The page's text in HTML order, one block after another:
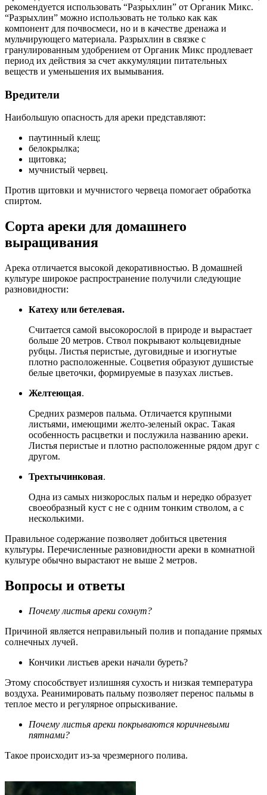
рекомендуется использовать “Разрыхлин” от Органик Микс.
“Разрыхлин” можно использовать не только как как
компонент для почвосмеси, но и в качестве дренажа и
мульчирующего материала. Разрыхлин в связке с
гранулированным удобрением от Органик Микс продлевает
период их действия за счет аккумуляции питательных
веществ и уменьшения их вымывания.
Вредители
Наибольшую опасность для ареки представляют:
паутинный клещ;
белокрылка;
щитовка;
мучнистый червец.
Против щитовки и мучнистого червеца помогает обработка
спиртом.
Сорта ареки для домашнего
выращивания
Арека отличается высокой декоративностью. В домашней
культуре широкое распространение получили следующие
разновидности:
Катеху или бетелевая.
Считается самой высокорослой в природе и вырастает
больше 20 метров. Ствол покрывают кольцевидные
рубцы. Листья перистые, дуговидные и изогнутые
плотно расположенные. Соцветия образуют душистые
белые цветочки, формируемые в пазухах листьев.
Желтеющая.
Средних размеров пальма. Отличается крупными
листьями, имеющими желто-зеленый окрас. Такая
особенность расцветки и послужила названию ареки.
Листья перистые и плотно расположенные рядом друг с
другом.
Трехтычинковая.
Одна из самых низкорослых пальм и нередко образует
своеобразный куст с не с одним тонким стволом, а с
несколькими.
Правильное содержание позволяет добиться цветения
культуры. Перечисленные разновидности ареки в комнатной
культуре обычно вырастают не выше 2 метров.
Вопросы и ответы
Почему листья ареки сохнут?
Причиной является неправильный полив и попадание прямых
солнечных лучей.
Кончики листьев ареки начали буреть?
Этому способствует излишняя сухость и низкая температура
воздуха. Реанимировать пальму позволяет перенос пальмы в
теплое место и регулярное опрыскивание.
Почему листья ареки покрываются коричневыми
пятнами?
Такое происходит из-за чрезмерного полива.